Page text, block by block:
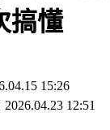
搞懂
15:26
12:51